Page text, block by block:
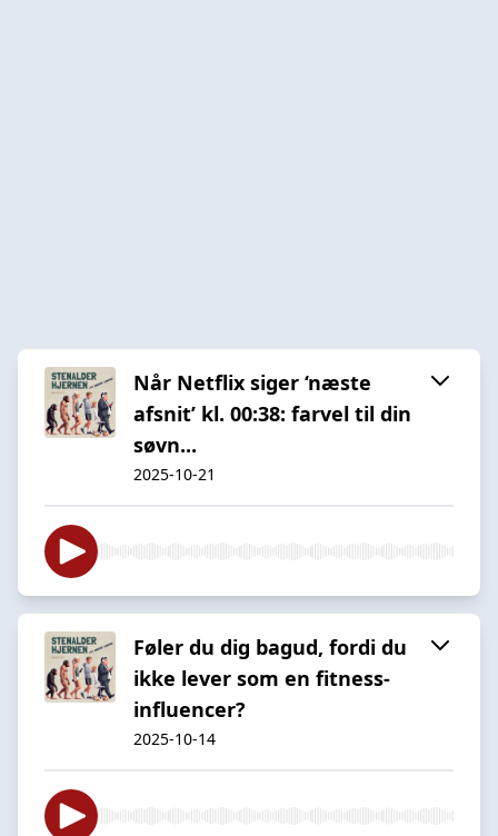
Når Netflix siger ‘næste
afsnit’ kl. 00:38: farvel til din
søvn...
2025-10-21
Føler du dig bagud, fordi du
ikke lever som en fitness-
influencer?
2025-10-14